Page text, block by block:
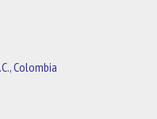
Colombia